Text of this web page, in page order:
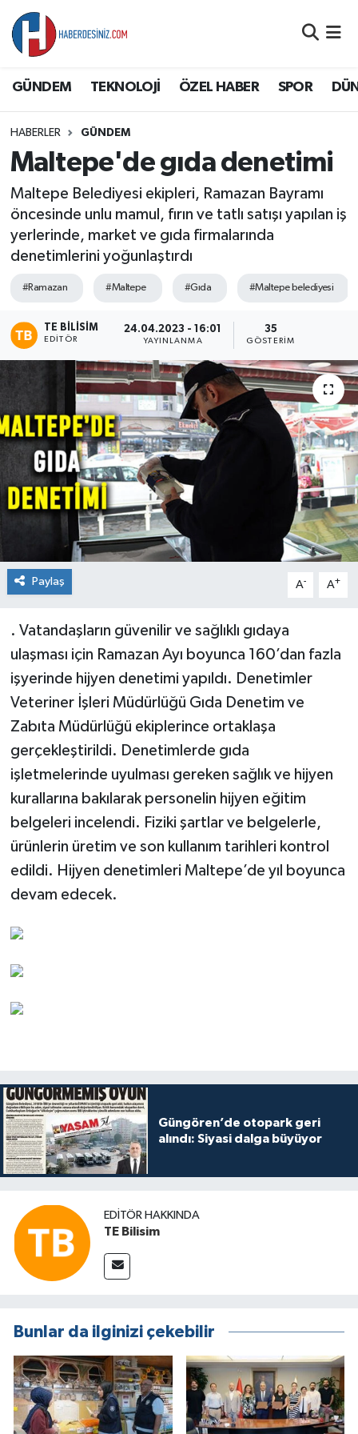
GÜNDEM TEKNOLOJİ ÖZEL HABER SPOR
HABERLER GÜNDEM
Maltepe'de gıda denetimi
Maltepe Belediyesi ekipleri, Ramazan Bayramı
öncesinde unlu mamul, fırın ve tatlı satışı yapılan iş
yerlerinde, market ve gıda firmalarında
denetimlerini yoğunlaştırdı
#Ramazan #Maltepe #Gıda #Maltepe belediyesi
TE BILISIM
EDITÖR
24.04.2023 - 16:01
YAYINLANMA
35
GÖSTERIM
Paylaş A- A+
. Vatandaşların güvenilir ve sağlıklı gıdaya
ulaşması için Ramazan Ayı boyunca 160’dan fazla
işyerinde hijyen denetimi yapıldı. Denetimler
Veteriner İşleri Müdürlüğü Gıda Denetim ve
Zabıta Müdürlüğü ekiplerince ortaklaşa
gerçekleştirildi. Denetimlerde gıda
işletmelerinde uyulması gereken sağlık ve hijyen
kurallarına bakılarak personelin hijyen eğitim
belgeleri incelendi. Fiziki şartlar ve belgelerle,
ürünlerin üretim ve son kullanım tarihleri kontrol
edildi. Hijyen denetimleri Maltepe’de yıl boyunca
devam edecek.
Güngören’de otopark geri
alındı: Siyasi dalga büyüyor
EDITÖR HAKKINDA
TE Bilisim
Bunlar da ilginizi çekebilir
ÖZEL HABER
SAĞLIK
SPOR
TEKNOLOJİ
YAŞAM
Süper Lig Puan Durumu ve Fikstür
Tüm Manşetler
Haber Arşivi